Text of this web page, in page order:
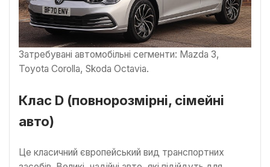
Затребувані автомобільні сегменти: Mazda 3,
Toyota Corolla, Skoda Octavia.
Клас D (повнорозмірні, сімейні
авто)
Це класичний європейський вид транспортних